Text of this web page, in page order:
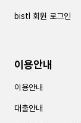
bistl 회원 로그인
이용안내
이용안내
대출안내